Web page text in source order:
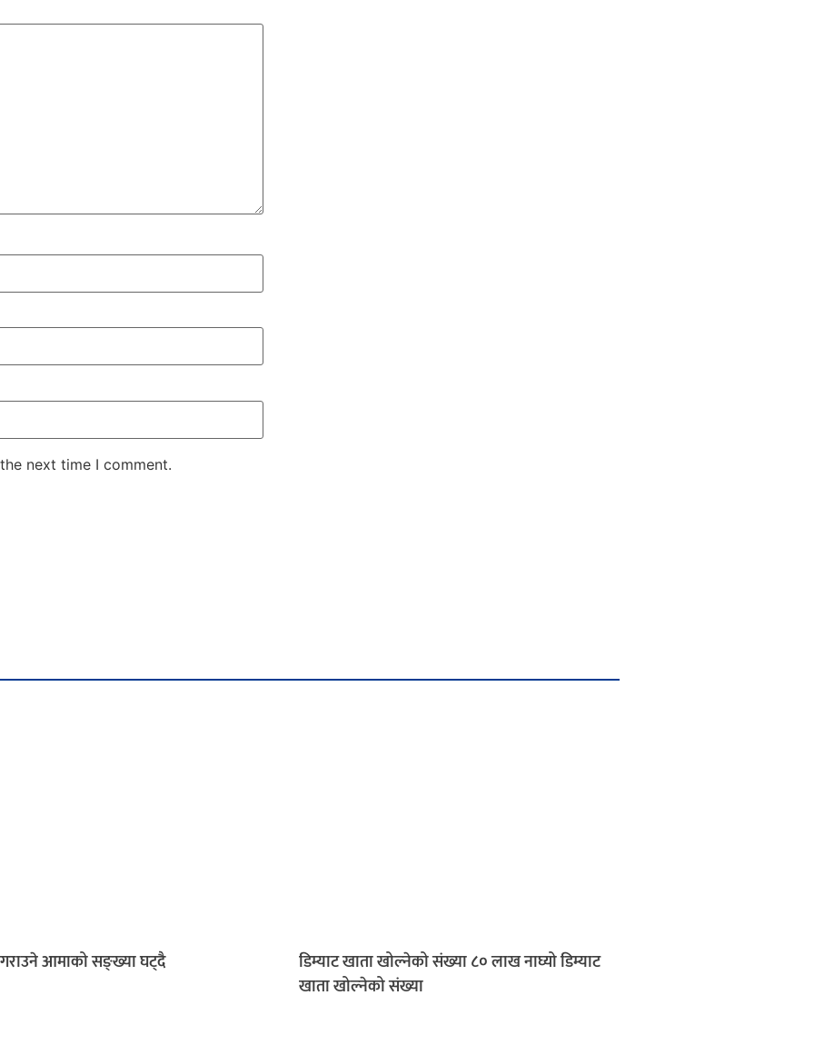
next time I comment.
आमाको सङ्ख्या घट्दै
डिम्याट खाता खोल्नेको संख्या ८० लाख नाघ्यो डिम्याट
खाता खोल्नेको संख्या